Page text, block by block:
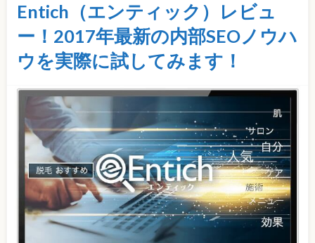
Entich（エンティック）レビュ
ー！2017年最新の内部SEOノウハ
ウを実際に試してみます！